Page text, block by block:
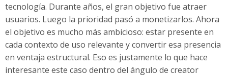
tecnología. Durante años, el gran objetivo fue atraer
usuarios. Luego la prioridad pasó a monetizarlos. Ahora
el objetivo es mucho más ambicioso: estar presente en
cada contexto de uso relevante y convertir esa presencia
en ventaja estructural. Eso es justamente lo que hace
interesante este caso dentro del ángulo de creator